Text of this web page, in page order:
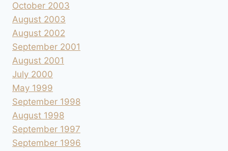
October 2003
August 2003
August 2002
September 2001
August 2001
July 2000
May 1999
September 1998
August 1998
September 1997
September 1996